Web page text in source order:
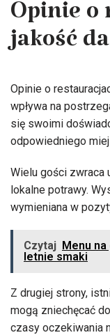
Opinie
jakość
Opinie o
wpływa na
się swoimi
odpowiedniego
Wielu gości zwraca
lokalne potrawy.
wymieniana w
Czytaj Menu
letnie smaki
Z drugiej strony,
mogą zniechęcać
czasy oczekiwania